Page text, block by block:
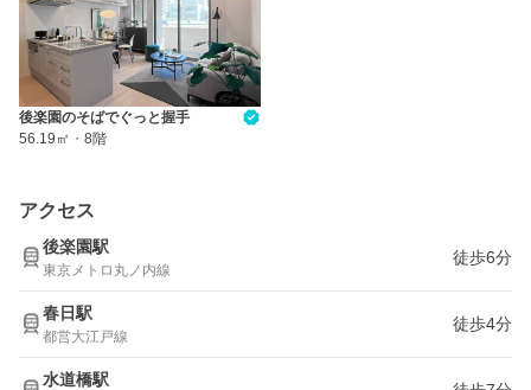
後楽園のそばでぐっと握手
56.19㎡ ・ 8階
アクセス
後楽園駅
東京メトロ丸ノ内線
徒歩6分
春日駅
都営大江戸線
徒歩4分
水道橋駅